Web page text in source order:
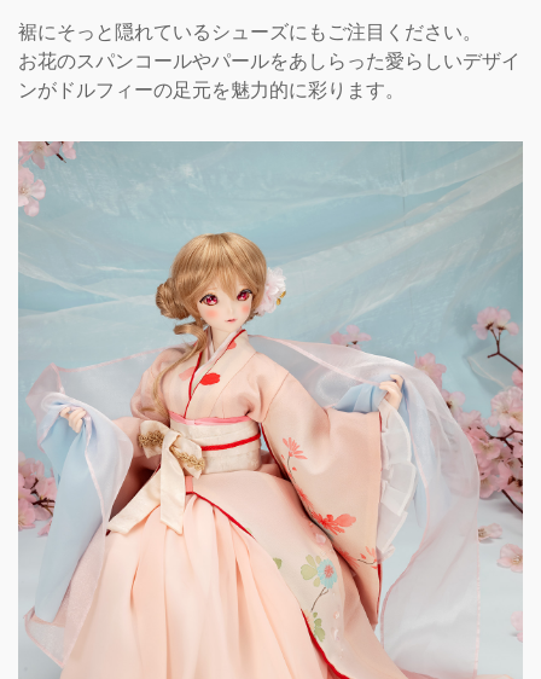
裾にそっと隠れているシューズにもご注目ください。
お花のスパンコールやパールをあしらった愛らしいデザイ
ンがドルフィーの足元を魅力的に彩ります。